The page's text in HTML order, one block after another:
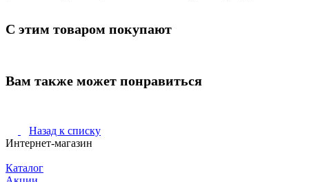
С этим товаром покупают
Вам также может понравиться
Назад к списку
Интернет-магазин
Каталог